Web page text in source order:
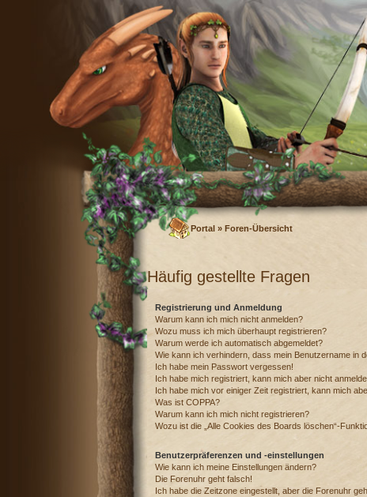
Portal » Foren-Übersicht
Häufig gestellte Fragen
Registrierung und Anmeldung
Warum kann ich mich nicht anmelden?
Wozu muss ich mich überhaupt registrieren?
Warum werde ich automatisch abgemeldet?
Wie kann ich verhindern, dass mein Benutzername in
Ich habe mein Passwort vergessen!
Ich habe mich registriert, kann mich aber nicht
Ich habe mich vor einiger Zeit registriert, kann mich
Was ist COPPA?
Warum kann ich mich nicht registrieren?
Wozu ist die „Alle Cookies des Boards löschen“-
Benutzerpräferenzen und -einstellungen
Wie kann ich meine Einstellungen ändern?
Die Forenuhr geht falsch!
Ich habe die Zeitzone eingestellt, aber die Forenuhr